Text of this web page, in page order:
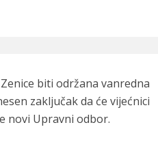
biti održana vanredna
zaključak da će vijećnici
novi Upravni odbor.